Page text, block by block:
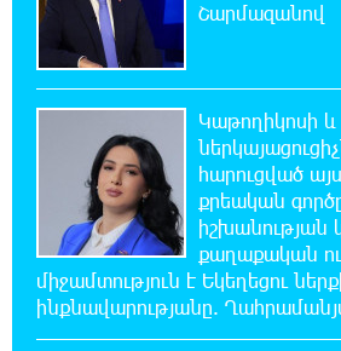
«Համահայկական
զորակցություն է
Կաթողիկոսին
20:26:38 6-08-2026
Ավտովթար՝ Կոտայքի
Եղվարդ ճանապարհին
Romeo»-ն և «Opel»-ը. կա վիրավոր
20:08:02 6-08-2026
Արժևորվում է Շիրակի
բանահյուսությունը
Շարմազանով
Կաթողիկոսի և
հարուցված
քրեական
իշխանության
քաղաքական
միջամտություն է Եկեղեցու
ինքնավարությանը.